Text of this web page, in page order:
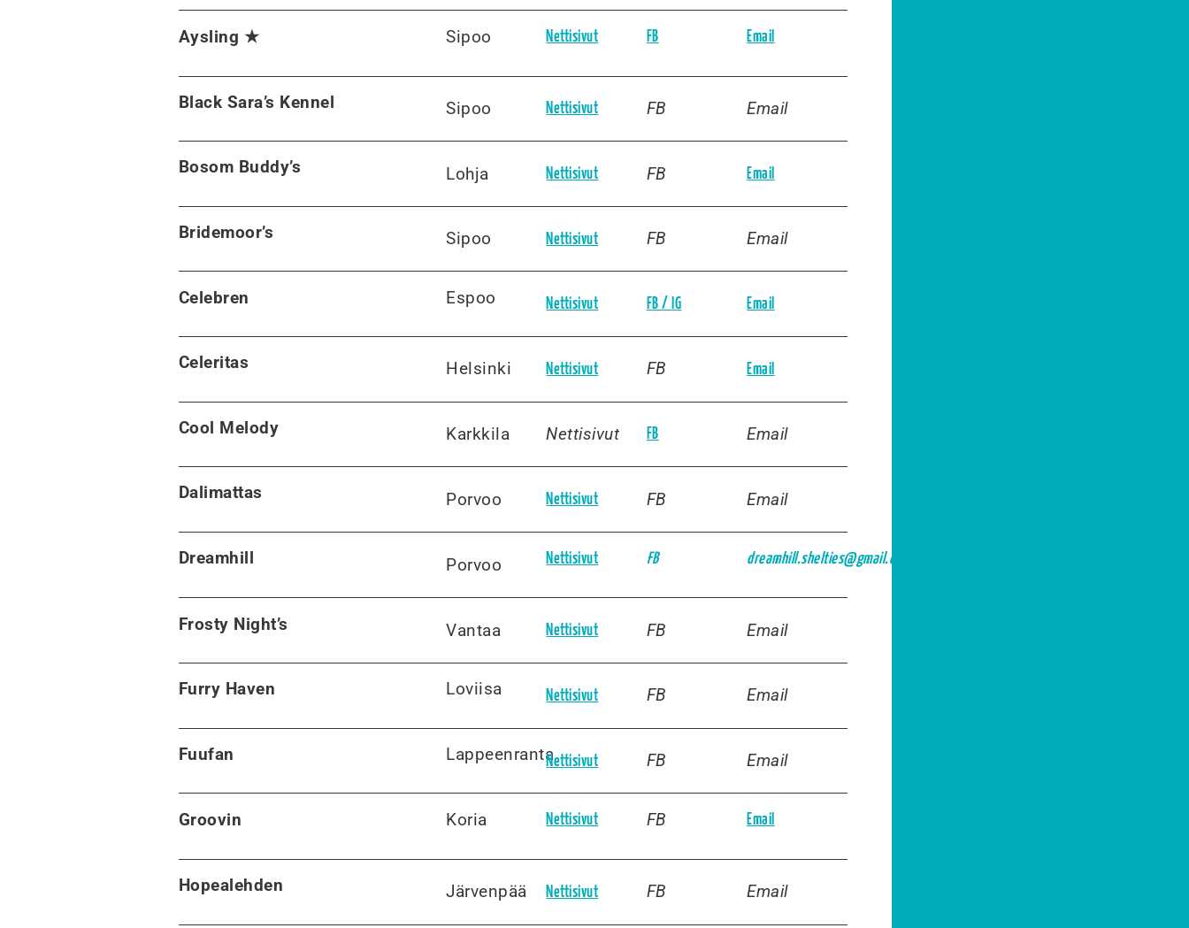
Aysling ★ Sipoo Nettisivut FB Email
Black Sara’s Kennel Sipoo Nettisivut FB Email
Bosom Buddy’s Lohja Nettisivut FB Email
Bridemoor’s Sipoo Nettisivut FB Email
Celebren Espoo Nettisivut FB / IG Email
Celeritas Helsinki Nettisivut FB Email
Cool Melody Karkkila Nettisivut FB Email
Dalimattas Porvoo Nettisivut FB Email
Dreamhill Porvoo Nettisivut FB dreamhill.shelties@gmail.com
Frosty Night’s Vantaa Nettisivut FB Email
Furry Haven Loviisa Nettisivut FB Email
Fuufan LappeenrantaNettisivut FB Email
Groovin Koria Nettisivut FB Email
Hopealehden Järvenpää Nettisivut FB Email